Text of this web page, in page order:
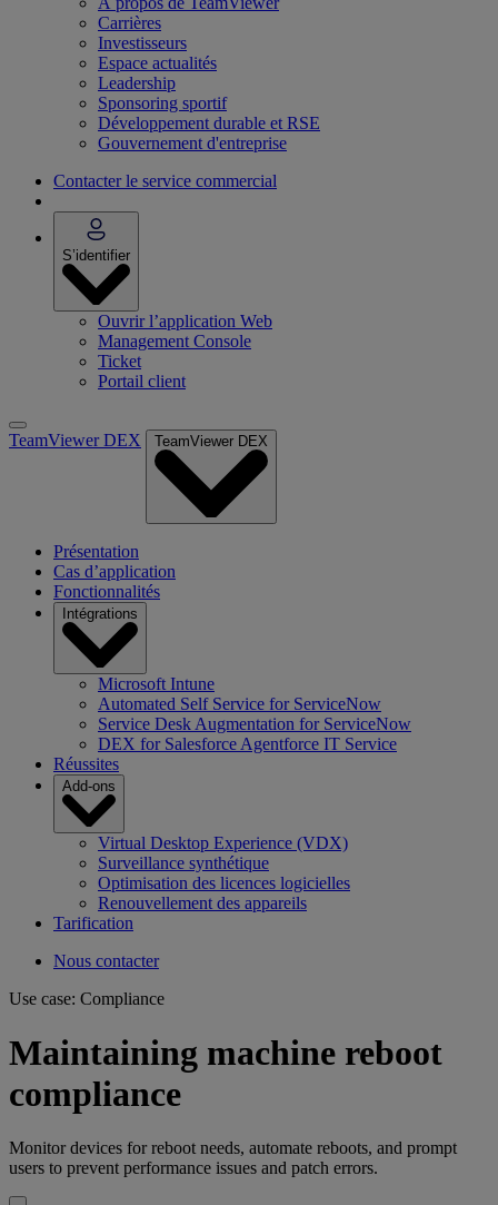
Carrières
Investisseurs
Espace actualités
Leadership
Sponsoring sportif
Développement durable et RSE
Gouvernement d'entreprise
Contacter le service commercial
S’identifier
Ouvrir l’application Web
Management Console
Ticket
Portail client
TeamViewer DEX TeamViewer DEX
Présentation
Cas d’application
Fonctionnalités
Intégrations
Microsoft Intune
Automated Self Service for ServiceNow
Service Desk Augmentation for ServiceNow
DEX for Salesforce Agentforce IT Service
Réussites
Add-ons
Virtual Desktop Experience (VDX)
Surveillance synthétique
Optimisation des licences logicielles
Renouvellement des appareils
Tarification
Nous contacter
Use case: Compliance
Maintaining machine reboot
compliance
Monitor devices for reboot needs, automate reboots, and prompt
users to prevent performance issues and patch errors.